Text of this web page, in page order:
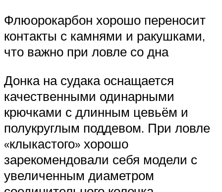
Флюорокарбон хорошо переносит
контакты с камнями и ракушками,
что важно при ловле со дна
Донка на судака оснащается
качественными одинарными
крючками с длинным цевьём и
полукруглым поддевом. При ловле
«клыкастого» хорошо
зарекомендовали себя модели с
увеличенным диаметром